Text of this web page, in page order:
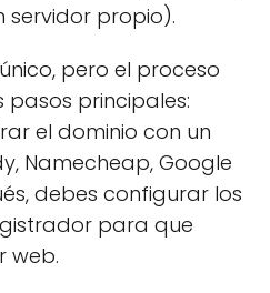
servidor propio).
pero el proceso
principales:
el dominio con un
Namecheap, Google
debes configurar los
para que
web.